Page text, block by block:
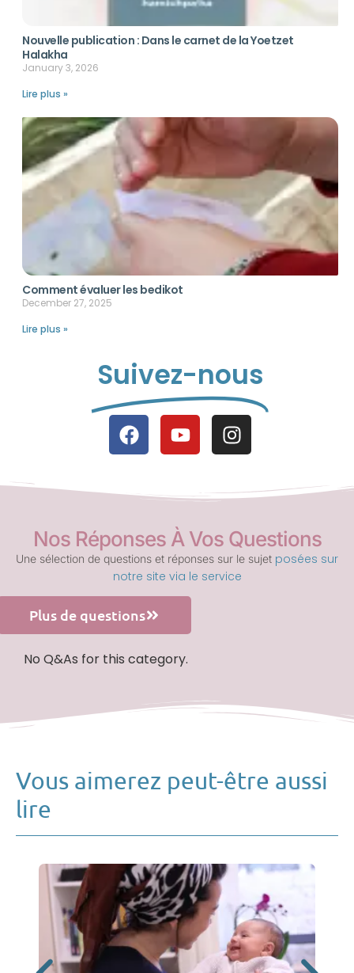
Nouvelle publication : Dans le carnet de la Yoetzet
Halakha
January 3, 2026
Lire plus »
Comment évaluer les bedikot
December 27, 2025
Lire plus »
Suivez-nous
Nos Réponses À Vos Questions
Une sélection de questions et réponses sur le sujet posées sur
notre site via le service
Plus de questions
No Q&As for this category.
Vous aimerez peut-être aussi
lire